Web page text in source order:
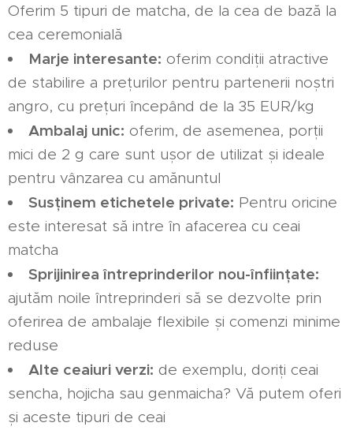
Oferim 5 tipuri de matcha, de la cea de bază la
cea ceremonială
Marje interesante: oferim condiții atractive
de stabilire a prețurilor pentru partenerii noștri
angro, cu prețuri începând de la 35 EUR/kg
Ambalaj unic: oferim, de asemenea, porții
mici de 2 g care sunt ușor de utilizat și ideale
pentru vânzarea cu amănuntul
Susținem etichetele private: Pentru oricine
este interesat să intre în afacerea cu ceai
matcha
Sprijinirea întreprinderilor nou-înființate:
ajutăm noile întreprinderi să se dezvolte prin
oferirea de ambalaje flexibile și comenzi minime
reduse
Alte ceaiuri verzi: de exemplu, doriți ceai
sencha, hojicha sau genmaicha? Vă putem oferi
și aceste tipuri de ceai